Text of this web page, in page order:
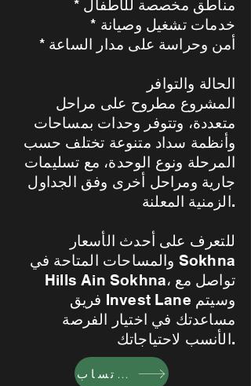
* مناطق مخصصة للأطفال
* خدمات تشغيل وصيانة
* أمن وحراسة على مدار الساعة
الحالة والتوافر
المشروع مطروح على مراحل
متعددة، وتتوفر وحدات بمساحات
وأنظمة سداد متنوعة تختلف حسب
المرحلة ونوع الوحدة، مع تسليمات
جارية ومراحل أخرى وفق الجداول
الزمنية المعلنة.
للتعرف على أحدث الأسعار
والمساحات المتاحة في Sokhna
Hills Ain Sokhna، تواصل مع
فريق Invest Lane وسيتم
مساعدتك في اختيار الفرصة
الأنسب لاحتياجاتك.
واتساب